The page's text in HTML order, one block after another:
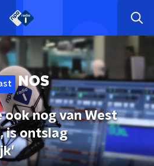
ook nog van West
is ontslag